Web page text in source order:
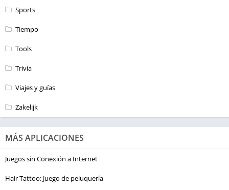
Sports
Tiempo
Tools
Trivia
Viajes y guías
Zakelijk
MÁS APLICACIONES
Juegos sin Conexión a Internet
Hair Tattoo: Juego de peluquería